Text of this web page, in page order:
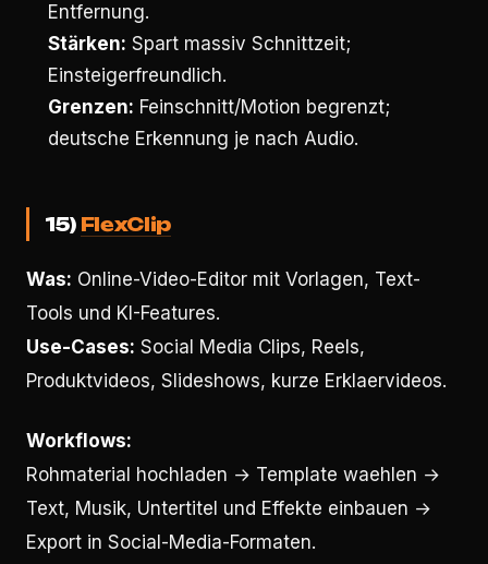
Entfernung.
Stärken: Spart massiv Schnittzeit;
Einsteigerfreundlich.
Grenzen: Feinschnitt/Motion begrenzt;
deutsche Erkennung je nach Audio.
15) FlexClip
Was: Online-Video-Editor mit Vorlagen, Text-
Tools und KI-Features.
Use-Cases: Social Media Clips, Reels,
Produktvideos, Slideshows, kurze Erklaervideos.
Workflows:
Rohmaterial hochladen → Template waehlen →
Text, Musik, Untertitel und Effekte einbauen →
Export in Social-Media-Formaten.